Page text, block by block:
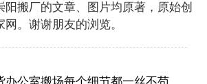
阳搬厂的文章、图片均原著，原始创
。谢谢朋友的浏览。